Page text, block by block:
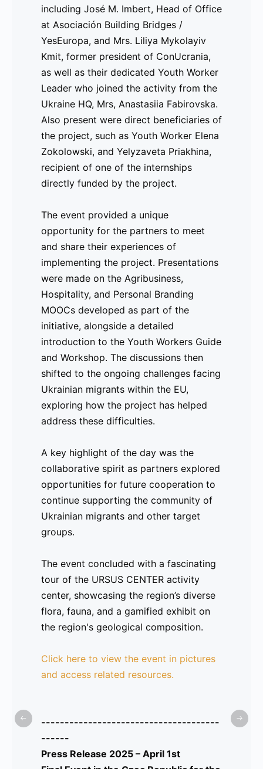
including José M. Imbert, Head of Office
at Asociación Building Bridges /
YesEuropa, and Mrs. Liliya Mykolayiv
Kmit, former president of ConUcrania,
as well as their dedicated Youth Worker
Leader who joined the activity from the
Ukraine HQ, Mrs, Anastasiia Fabirovska.
Also present were direct beneficiaries of
the project, such as Youth Worker Elena
Zokolowski, and Yelyzaveta Priakhina,
recipient of one of the internships
directly funded by the project.
The event provided a unique
opportunity for the partners to meet
and share their experiences of
implementing the project. Presentations
were made on the Agribusiness,
Hospitality, and Personal Branding
MOOCs developed as part of the
initiative, alongside a detailed
introduction to the Youth Workers Guide
and Workshop. The discussions then
shifted to the ongoing challenges facing
Ukrainian migrants within the EU,
exploring how the project has helped
address these difficulties.
A key highlight of the day was the
collaborative spirit as partners explored
opportunities for future cooperation to
continue supporting the community of
Ukrainian migrants and other target
groups.
The event concluded with a fascinating
tour of the URSUS CENTER activity
center, showcasing the region’s diverse
flora, fauna, and a gamified exhibit on
the region's geological composition.
Click here to view the event in pictures
and access related resources.
--------------------------------------
------
Press Release 2025 – April 1st
El proyectoUMEU (Ukraine Meets the
EU), cofinanciado por Erasmus+, marcó
un hito importante con su evento final
enInfinity Centrumen la República
Checa. El evento contó con la presencia
de representantes clave, incluyendo a
José M. Imbert, Director de la Oficina
de Asociación Building Bridges /
YesEuropa, ySra. Liliya Mykolayiv Kmit
expresidenta deConUcrania. También
estuvieron presentes beneficiarios
trabajadora juvenilElena Zokolowski
Yelyzaveta Priakhina, beneficiaria de
una de las prácticas directamente
financiadas por el proyecto.
El evento brindó una oportunidad única
para que los socios se reunieran y
compartieran sus experiencias en la
implementación del proyecto. Se
realizaron presentaciones sobre los
MOOCs desarrollados en
Agronegocios,Industria Hotelera
Marca Personal, además de una
introducción detallada a la
Posteriormente, las discusiones se
centraron en los desafíos actuales que
enfrentan los migrantes ucranianosen
la UE, explorando cómo el proyecto ha
ayudado a abordar estas dificultades.
colaborativo, mientras los socios
exploraban oportunidades para futuras
cooperaciones con el fin de continuar
apoyando a la comunidad demigrantes
ucranianosy otros grupos objetivo.
El evento concluyó con una fascinante
visita al centro de actividades
una exposición gamificada sobre la
composición geológica de la región.